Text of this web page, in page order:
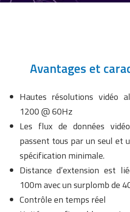
Avantages et
Hautes résolutions vidéo
1200 @ 60Hz
Les flux de données
passent tous par un seul et
spécification minimale.
Distance d’extension est
100m avec un surplomb de
Contrôle en temps réel